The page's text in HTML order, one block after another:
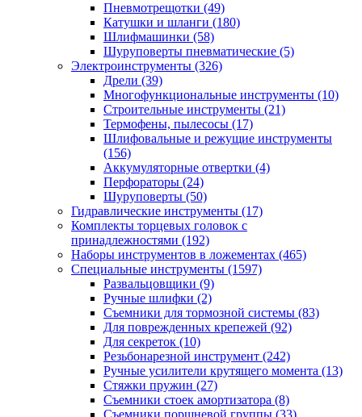
Пневмотрещотки (49)
Катушки и шланги (180)
Шлифмашинки (58)
Шуруповерты пневматические (5)
Электроинструменты (326)
Дрели (39)
Многофункциональные инструменты (10)
Строительные инструменты (21)
Термофены, пылесосы (17)
Шлифовальные и режущие инструменты
(156)
Аккумуляторные отвертки (4)
Перфораторы (24)
Шуруповерты (50)
Гидравлические инструменты (17)
Комплекты торцевых головок с
принадлежностями (192)
Наборы инструментов в ложементах (465)
Специальные инструменты (1597)
Развальцовщики (9)
Ручные шлифки (2)
Съемники для тормозной системы (83)
Для поврежденных крепежей (92)
Для секреток (10)
Резьбонарезной инструмент (242)
Ручные усилители крутящего момента (13)
Стяжки пружин (27)
Съемники стоек амортизатора (8)
Съемники поршневой группы (33)